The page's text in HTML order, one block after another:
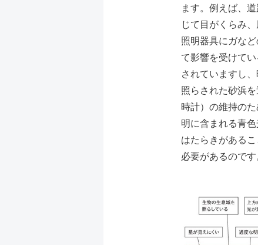
ます。例えば、
じて目がくらみ
照明器具にガな
て影響を受けて
されていますし
照らされた砂浜
時計）の維持の
明に含まれる青
はたらきがある
必要があるので